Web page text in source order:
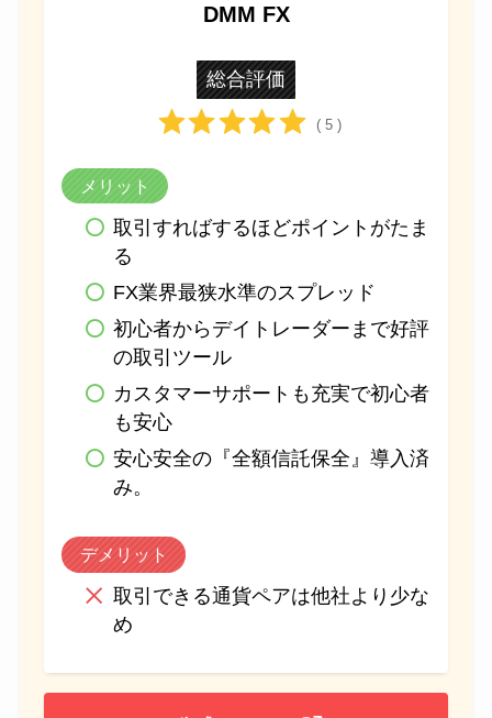
DMM FX
総合評価
( 5 )
メリット
取引すればするほどポイントがたま
る
FX業界最狭水準のスプレッド
初心者からデイトレーダーまで好評
の取引ツール
カスタマーサポートも充実で初心者
も安心
安心安全の『全額信託保全』導入済
み。
デメリット
取引できる通貨ペアは他社より少な
め